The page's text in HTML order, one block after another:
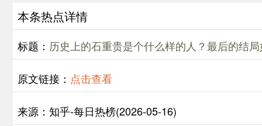
本条热点详情
标题： 历史上的石重贵是个什么样的人？最后的结
原文链接： 点击查看
来源：知乎-每日热榜(2026-05-16)